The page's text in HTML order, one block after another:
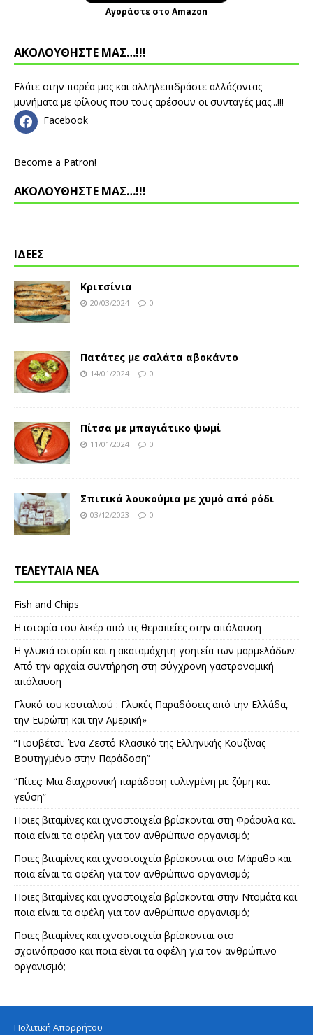
Αγοράστε στο Amazon
ΑΚΟΛΟΥΘΗΣΤΕ ΜΑΣ…!!!
Ελάτε στην παρέα μας και αλληλεπιδράστε αλλάζοντας
μυνήματα με φίλους που τους αρέσουν οι συνταγές μας...!!!
Facebook
Become a Patron!
ΑΚΟΛΟΥΘΗΣΤΕ ΜΑΣ…!!!
ΙΔΕΕΣ
Κριτσίνια
20/03/2024 0
Πατάτες με σαλάτα αβοκάντο
14/01/2024 0
Πίτσα με μπαγιάτικο ψωμί
11/01/2024 0
Σπιτικά λουκούμια με χυμό από ρόδι
03/12/2023 0
ΤΕΛΕΥΤΑΙΑ ΝΕΑ
Fish and Chips
Η ιστορία του λικέρ από τις θεραπείες στην απόλαυση
Η γλυκιά ιστορία και η ακαταμάχητη γοητεία των μαρμελάδων:
Από την αρχαία συντήρηση στη σύγχρονη γαστρονομική
απόλαυση
Γλυκό του κουταλιού : Γλυκές Παραδόσεις από την Ελλάδα,
την Ευρώπη και την Αμερική»
“Γιουβέτσι: Ένα Ζεστό Κλασικό της Ελληνικής Κουζίνας
Βουτηγμένο στην Παράδοση”
“Πίτες: Μια διαχρονική παράδοση τυλιγμένη με ζύμη και
γεύση”
Ποιες βιταμίνες και ιχνοστοιχεία βρίσκονται στη Φράουλα και
ποια είναι τα οφέλη για τον ανθρώπινο οργανισμό;
Ποιες βιταμίνες και ιχνοστοιχεία βρίσκονται στο Μάραθο και
ποια είναι τα οφέλη για τον ανθρώπινο οργανισμό;
Ποιες βιταμίνες και ιχνοστοιχεία βρίσκονται στην Ντομάτα και
ποια είναι τα οφέλη για τον ανθρώπινο οργανισμό;
Ποιες βιταμίνες και ιχνοστοιχεία βρίσκονται στο
σχοινόπρασο και ποια είναι τα οφέλη για τον ανθρώπινο
οργανισμό;
Πολιτική Απορρήτου